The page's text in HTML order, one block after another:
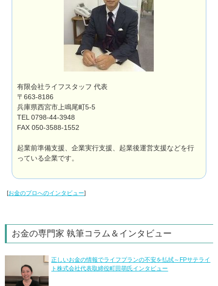
有限会社ライフスタッフ 代表
〒663-8186
兵庫県西宮市上鳴尾町5-5
TEL 0798-44-3948
FAX 050-3588-1552
起業前準備支援、企業実行支援、起業後運営支援などを行
っている企業です。
[お金のプロへのインタビュー]
お金の専門家 執筆コラム＆インタビュー
正しいお金の情報でライフプランの不安を払拭～FPサテライ
ト株式会社代表取締役町田萌氏インタビュー